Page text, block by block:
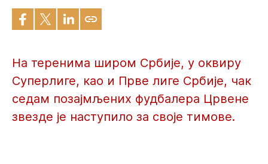
На теренима широм Србије, у оквиру
Суперлиге, као и Прве лиге Србије, чак
седам позајмљених фудбалера Црвене
звезде је наступило за своје тимове.